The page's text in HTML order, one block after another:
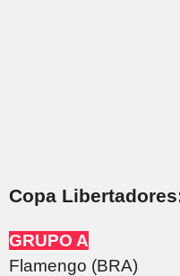
Copa
GRUPO A
Flamengo (BRA)